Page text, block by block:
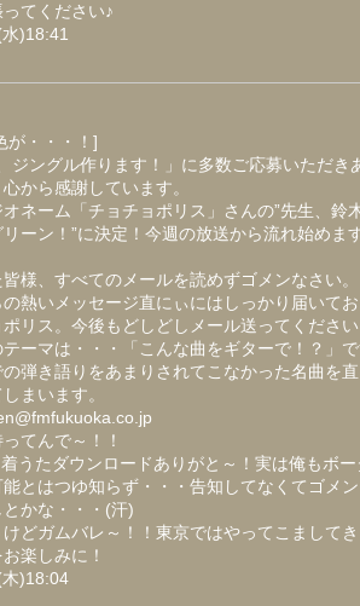
てください♪
)18:41
が・・・！]
ジングル作ります！」に多数ご応募いただき
から感謝しています。
ネーム「チョチョポリス」さんの”先生、鈴
ーン！”に決定！今週の放送から流れ始めま
様、すべてのメールを読めずゴメンなさい。
の熱いメッセージ直にぃにはしっかり届いて
リス。今後もどしどしメール送ってくださ
ーマは・・・「こんな曲をギターで！？」
弾き語りをあまりされてこなかった名曲を
まいます。
てんで～！！
うたダウンロードありがと～！実は俺もボ
とはつゆ知らず・・・告知してなくてゴメ
かな・・・(汗)
どガムバレ～！！東京ではやってこまして
楽しみに！
)18:04